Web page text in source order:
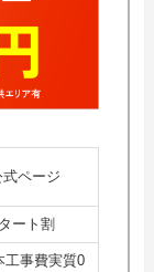
ページ
ート割
工事費実質0